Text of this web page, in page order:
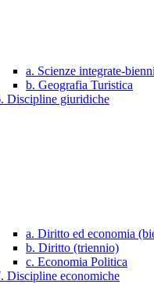
a. Scienze integrate-
b. Geografia Turistica
Discipline giuridiche
a. Diritto ed economia
b. Diritto (triennio)
c. Economia Politica
Discipline economiche